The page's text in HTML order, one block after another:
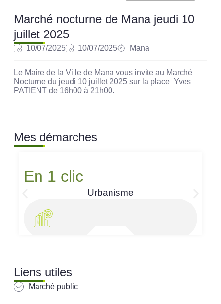
Marché nocturne de Mana jeudi 10
juillet 2025
10/07/2025 10/07/2025 Mana
Le Maire de la Ville de Mana vous invite au Marché
Nocturne du jeudi 10 juillet 2025 sur la place Yves
PATIENT de 16h00 à 21h00.
Mes démarches
En 1 clic
Urbanisme
Liens utiles
Marché public